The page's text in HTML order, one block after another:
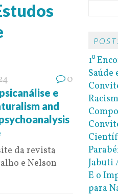
0
e
and
da revista
e Nelson
1⁰
Saúde
Jabuti
E o
para